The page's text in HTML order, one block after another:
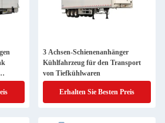
3 Achsen-Schienenanhänger
Kühlfahrzeug für den Transport
von Tiefkühlwaren
Erhalten Sie Besten Preis